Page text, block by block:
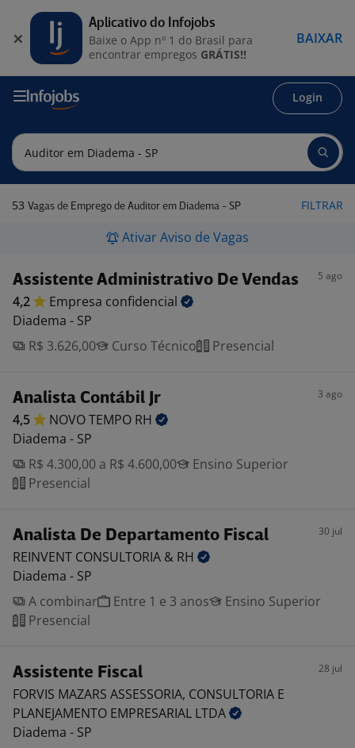
Login
53 Vagas de Emprego de Auditor em Diadema - SP FILTRAR
Ativar Aviso de Vagas
Assistente Administrativo De Vendas 5 ago
4,2 Empresa confidencial
Diadema - SP
R$ 3.626,00
Curso Técnico Presencial
Analista Contábil Jr 3 ago
4,5 NOVO TEMPO RH
Diadema - SP
R$ 4.300,00 a R$ 4.600,00
Ensino Superior
Presencial
Analista De Departamento Fiscal 30 jul
REINVENT CONSULTORIA & RH
Diadema - SP
A combinar
Entre 1 e 3 anos
Ensino Superior
Presencial
Assistente Fiscal 28 jul
FORVIS MAZARS ASSESSORIA, CONSULTORIA E
PLANEJAMENTO EMPRESARIAL LTDA
Diadema - SP
Aplicativo do Infojobs
Baixe o App nº 1 do Brasil para
encontrar empregos GRÁTIS!!
BAIXAR